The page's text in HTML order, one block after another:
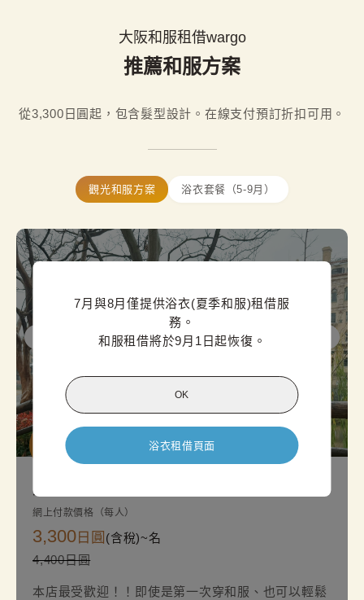
大阪和服租借wargo
推薦和服方案
從3,300日圓起，包含髮型設計。在線支付預訂折扣可用。
觀光和服方案 浴衣套餐（5-9月）
7月與8月僅提供浴衣(夏季和服)租借服
務。
和服租借將於9月1日起恢復。
OK
浴衣租借頁面
偉大的計
大阪標準和服方案
網上付款價格（每人）
3,300 日圓 (含稅)~名
4,400日圓
本店最受歡迎！！即使是第一次穿和服、也可以輕鬆